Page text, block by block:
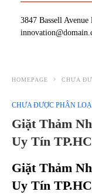
3847 Bassell
HOMEPAGE CHƯA
CHƯA ĐƯỢC PHÂN
Giặt Thảm
Uy Tín
Giặt Thảm
Uy Tín